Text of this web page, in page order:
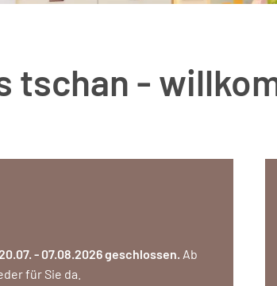
tschan -
- 07.08.2026 geschlossen. Ab
für Sie da.